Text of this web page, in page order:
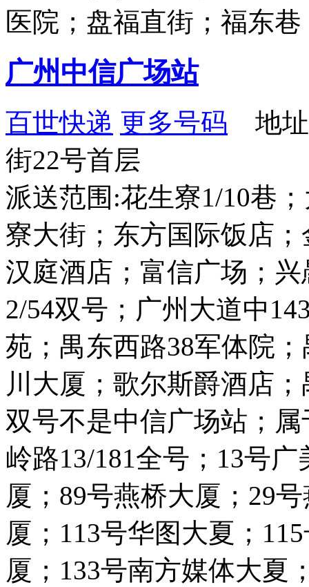
医院；盘福直街；福东
广州中信广场站
百世快递 更多号码 地址
街22号首层
派送范围:花生寮1/10巷
寮大街；东方国际饭店
汉庭酒店；富信广场；
2/54双号；广州大道中
苑；禺东西路38军体院
川大厦；歌尔斯爵酒店
双号不是中信广场站；
岭路13/181全号；13号
厦；89号燕桥大厦；29
厦；113号华图大夏；
厦；133号南方媒体大夏